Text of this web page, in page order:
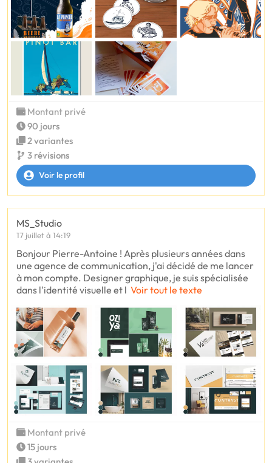
Montant privé
90 jours
2 variantes
3 révisions
Voir le profil
MS_Studio
17 juillet à 14:19
Bonjour Pierre-Antoine ! Après plusieurs années dans
une agence de communication, j'ai décidé de me lancer
à mon compte. Designer graphique, je suis spécialisée
dans l'identité visuelle et l Voir tout le texte
Montant privé
15 jours